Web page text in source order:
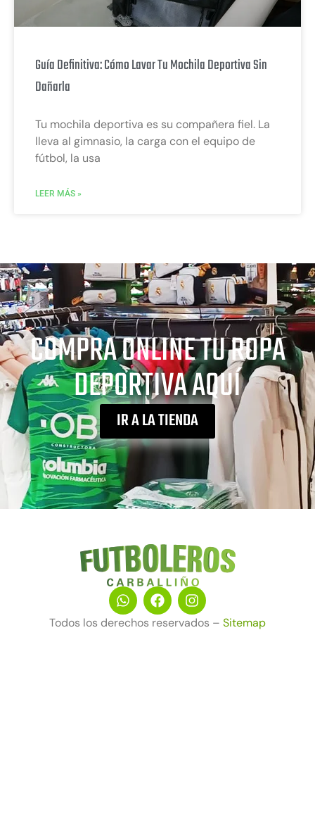
Guía Definitiva: Cómo Lavar Tu Mochila Deportiva Sin
Dañarla
Tu mochila deportiva es su compañera fiel. La
lleva al gimnasio, la carga con el equipo de
fútbol, la usa
LEER MÁS »
COMPRA ONLINE TU ROPA
DEPORTIVA AQUÍ
IR A LA TIENDA
Todos los derechos reservados – Sitemap